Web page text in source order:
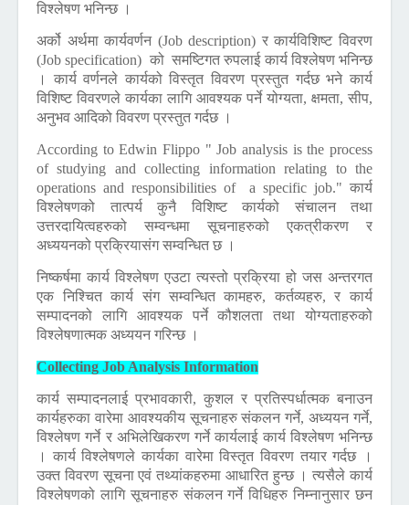
विश्लेषण भनिन्छ ।
अर्को अर्थमा कार्यवर्णन (Job description) र कार्यविशिष्ट विवरण
(Job specification) को समष्टिगत रुपलाई कार्य विश्लेषण भनिन्छ
। कार्य वर्णनले कार्यको विस्तृत विवरण प्रस्तुत गर्दछ भने कार्य
विशिष्ट विवरणले कार्यका लागि आवश्यक पर्ने योग्यता, क्षमता, सीप,
अनुभव आदिको विवरण प्रस्तुत गर्दछ ।
According to Edwin Flippo " Job analysis is the process
of studying and collecting information relating to the
operations and responsibilities of a specific job." कार्य
विश्लेषणको तात्पर्य कुनै विशिष्ट कार्यको संचालन तथा
उत्तरदायित्वहरुको सम्वन्धमा सूचनाहरुको एकत्रीकरण र
अध्ययनको प्रक्रियासंग सम्वन्धित छ ।
निष्कर्षमा कार्य विश्लेषण एउटा त्यस्तो प्रक्रिया हो जस अन्तरगत
एक निश्चित कार्य संग सम्वन्धित कामहरु, कर्तव्यहरु, र कार्य
सम्पादनको लागि आवश्यक पर्ने कौशलता तथा योग्यताहरुको
विश्लेषणात्मक अध्ययन गरिन्छ ।
Collecting Job Analysis Information
कार्य सम्पादनलाई प्रभावकारी, कुशल र प्रतिस्पर्धात्मक बनाउन
कार्यहरुका वारेमा आवश्यकीय सूचनाहरु संकलन गर्ने, अध्ययन गर्ने,
विश्लेषण गर्ने र अभिलेखिकरण गर्ने कार्यलाई कार्य विश्लेषण भनिन्छ
। कार्य विश्लेषणले कार्यका वारेमा विस्तृत विवरण तयार गर्दछ ।
उक्त विवरण सूचना एवं तथ्यांकहरुमा आधारित हुन्छ । त्यसैले कार्य
विश्लेषणको लागि सूचनाहरु संकलन गर्ने विधिहरु निम्नानुसार छन